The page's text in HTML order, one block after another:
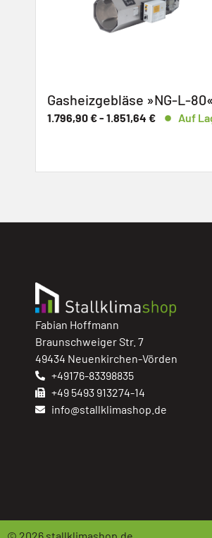
Auf Lager
»Thermostat-
Fabian Hoffmann
Braunschweiger Str. 7
49434 Neuenkirchen-Vörden
+49176-83398835
+49 5493 913274-14
info@stallklimashop.de